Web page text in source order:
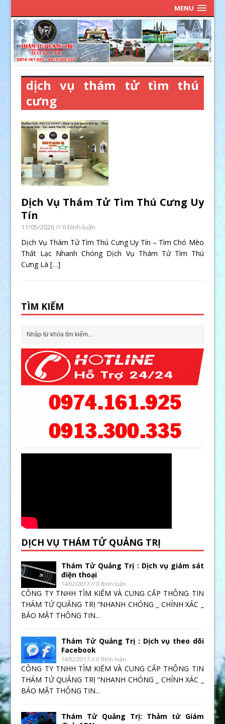
MENU
dịch vụ thám tử tìm thú
cưng
Dịch Vụ Thám Tử Tìm Thú Cưng Uy
Tín
11/05/2026// 0 bình luận
Dịch Vụ Thám Tử Tìm Thú Cưng Uy Tín – Tìm Chó Mèo
Thất Lạc Nhanh Chóng Dịch Vụ Thám Tử Tìm Thú
Cưng Là[…]
TÌM KIẾM
DỊCH VỤ THÁM TỬ QUẢNG TRỊ
Thám Tử Quảng Trị : Dịch vụ giám sát
điện thoại
14/02/2017 // 0 Bình luận
CÔNG TY TNHH TÌM KIẾM VÀ CUNG CẤP THÔNG TIN
THÁM TỬ QUẢNG TRỊ “NHANH CHÓNG _ CHÍNH XÁC _
BẢO MẬT THÔNG TIN...
Thám Tử Quảng Trị : Dịch vụ theo dõi
Facebook
14/02/2017 // 0 Bình luận
CÔNG TY TNHH TÌM KIẾM VÀ CUNG CẤP THÔNG TIN
THÁM TỬ QUẢNG TRỊ “NHANH CHÓNG _ CHÍNH XÁC _
BẢO MẬT THÔNG TIN...
Thám Tử Quảng Trị: Thảm tử Giám